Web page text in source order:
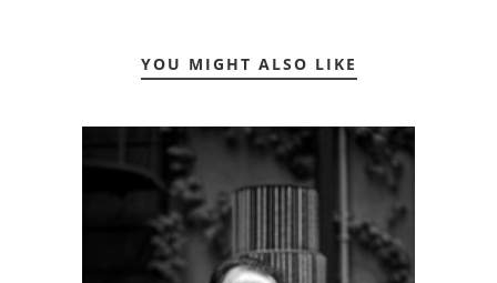
YOU MIGHT ALSO LIKE